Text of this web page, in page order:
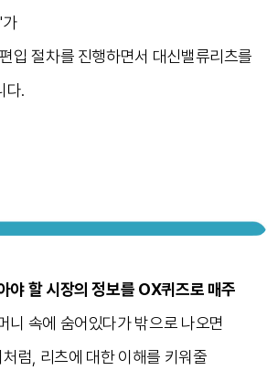
입 절차를 진행하면서 대신밸류리츠를
다.
야 할 시장의 정보를 OX퀴즈로 매주
니 속에 숨어있다가 밖으로 나오면
럼, 리츠에 대한 이해를 키워줄